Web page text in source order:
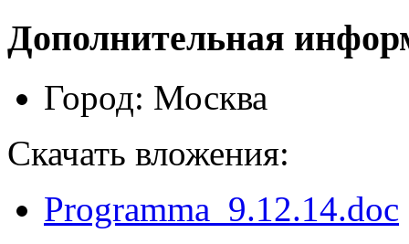
Дополнительная
Город: Москва
Скачать вложения:
Programma_9.12.14.doc